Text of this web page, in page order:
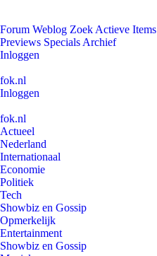
Forum Weblog Zoek Actieve Items
Previews Specials Archief
Inloggen
fok.nl
Inloggen
fok.nl
Actueel
Nederland
Internationaal
Economie
Politiek
Tech
Showbiz en Gossip
Opmerkelijk
Entertainment
Showbiz en Gossip